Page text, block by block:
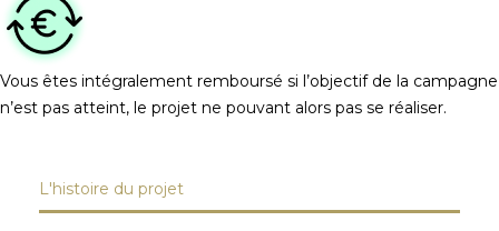
Vous êtes intégralement remboursé si l’objectif de la campagne
n’est pas atteint, le projet ne pouvant alors pas se réaliser.
L'histoire du projet